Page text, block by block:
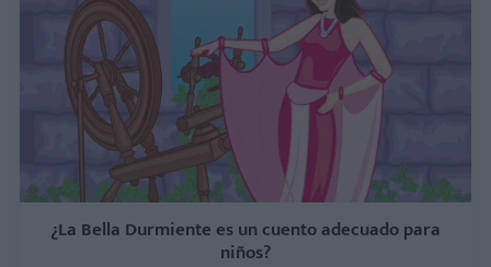
¿La Bella Durmiente es un cuento adecuado para
niños?